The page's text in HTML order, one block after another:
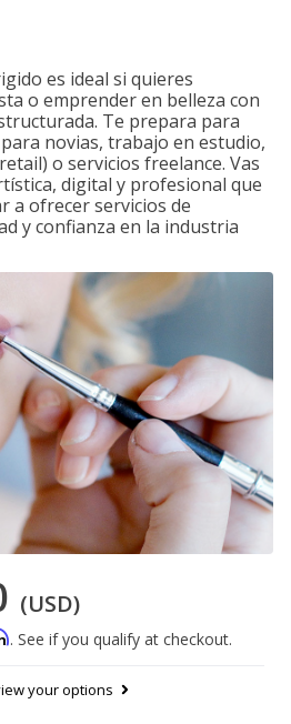
es ideal si quieres
o emprender en belleza con
Te prepara para
novias, trabajo en estudio,
o servicios freelance. Vas
digital y profesional que
a ofrecer servicios de
y confianza en la industria
(USD)
. See if you qualify at checkout.
your options